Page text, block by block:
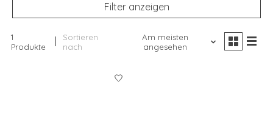
Filter anzeigen
1
Produkte
Sortieren
nach
Am meisten
angesehen